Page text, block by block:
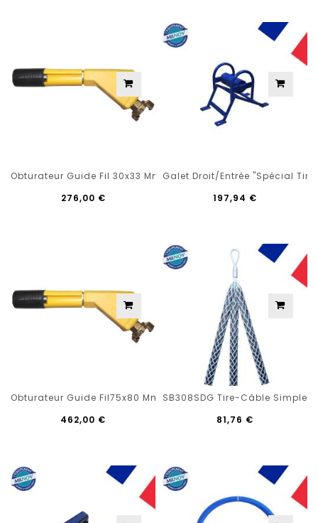
Obturateur Guide Fil 30x33 Mm Central
276,00 €
Galet Droit/entrée "spécial
197,94 €
Obturateur Guide Fil75x80 Mm Passage Lateral
462,00 €
SB308SDG Tire-Câble Simple
81,76 €